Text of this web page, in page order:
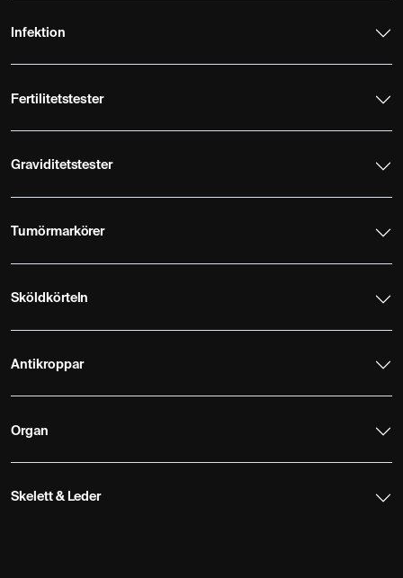
Infektion
Fertilitetstester
Graviditetstester
Tumörmarkörer
Sköldkörteln
Antikroppar
Organ
Skelett & Leder